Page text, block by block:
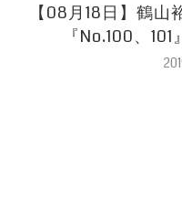
【08月18日】鶴山
『No.100、